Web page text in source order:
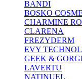
BANDI
BOSKO
CHARMINE
CLARENA
FREZYDERM
EVY
GEEK &
LAVERTU
NATINUEL